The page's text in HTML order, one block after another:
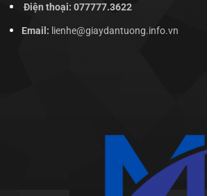
Điện thoại: 077777.3622
Email: lienhe@giaydantuong.info.vn